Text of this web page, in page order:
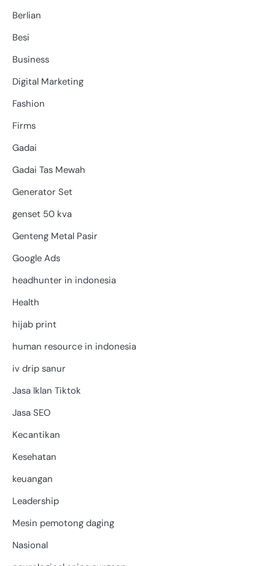
Berlian
Besi
Business
Digital Marketing
Fashion
Firms
Gadai
Gadai Tas Mewah
Generator Set
genset 50 kva
Genteng Metal Pasir
Google Ads
headhunter in indonesia
Health
hijab print
human resource in indonesia
iv drip sanur
Jasa Iklan Tiktok
Jasa SEO
Kecantikan
Kesehatan
keuangan
Leadership
Mesin pemotong daging
Nasional